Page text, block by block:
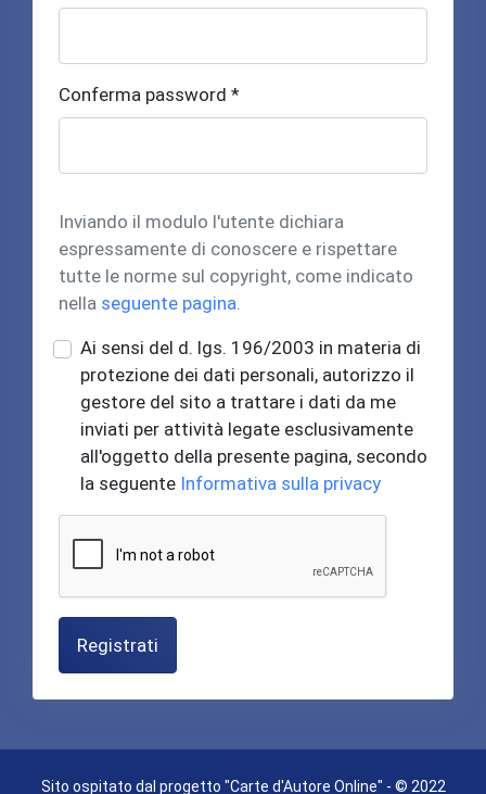
Conferma password *
Inviando il modulo l'utente dichiara
espressamente di conoscere e rispettare
tutte le norme sul copyright, come indicato
nella seguente pagina.
Ai sensi del d. lgs. 196/2003 in materia di
protezione dei dati personali, autorizzo il
gestore del sito a trattare i dati da me
inviati per attività legate esclusivamente
all'oggetto della presente pagina, secondo
la seguente Informativa sulla privacy
Registrati
Sito ospitato dal progetto "Carte d'Autore Online" - © 2022